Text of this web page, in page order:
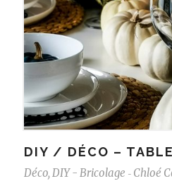
DIY / DÉCO –
Déco, DIY - Bricolage - Chloé